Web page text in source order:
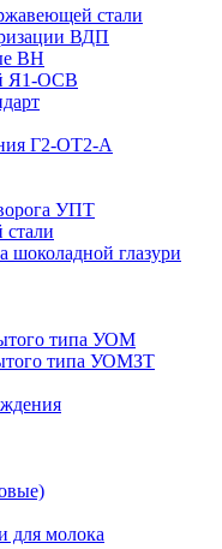
стали
ВДП
ВН
Я1-ОСВ
Г2-ОТ2-А
УПТ
шоколадной глазури
типа УОМ
типа УОМЗТ
для молока